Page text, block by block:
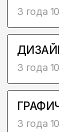
Вы будете
музеях и
вливаться в